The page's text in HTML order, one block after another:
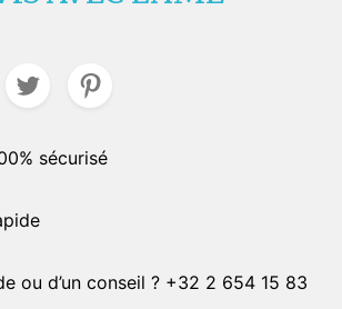
sécurisé
ou d’un conseil ? +32 2 654 15 83